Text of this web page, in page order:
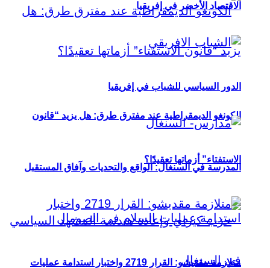
الكونغو الديمقراطية عند مفترق طرق: هل يزيد “قانون
الاستفتاء” أزماتها تعقيدًا؟
الاقتصاد الأخضر في إفريقيا
الدور السياسي للشباب في إفريقيا
المدرسة في السنغال: الواقع والتحديات وآفاق المستقبل
متلازمة مقديشو: القرار 2719 واختبار استدامة عمليات